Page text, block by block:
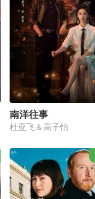
南洋往事
杜亚飞＆高子怡